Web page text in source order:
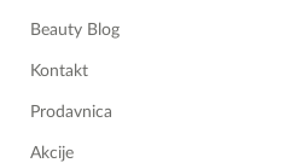
Beauty Blog
Kontakt
Prodavnica
Akcije